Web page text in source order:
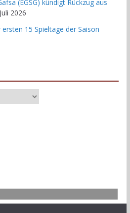
(EGSG) kündigt Rückzug aus
2026
15 Spieltage der Saison